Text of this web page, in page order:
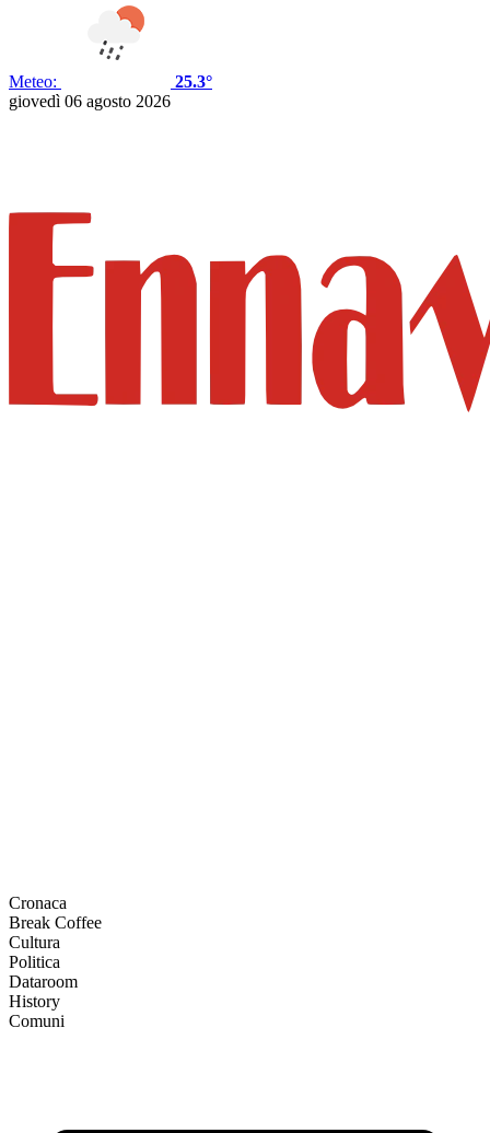
Meteo:
25.3°
giovedì 06 agosto 2026
Cronaca
Break Coffee
Cultura
Politica
Dataroom
History
Comuni